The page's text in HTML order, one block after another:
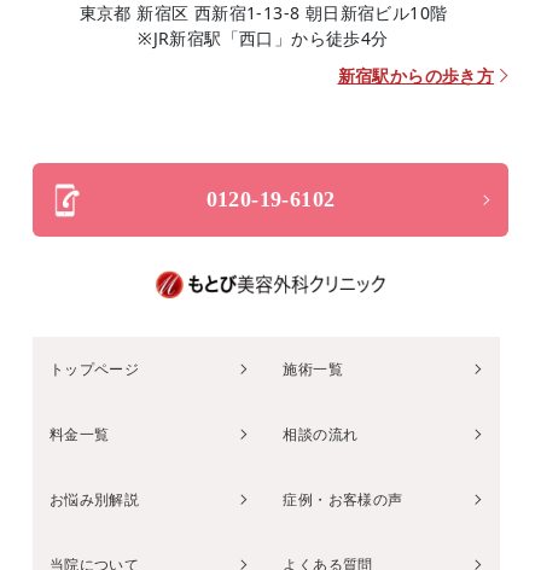
東京都 新宿区 西新宿1-13-8 朝日新宿ビル10階
※JR新宿駅「西口」から徒歩4分
新宿駅からの歩き方
0120-19-6102
トップページ 施術一覧
料金一覧 相談の流れ
お悩み別解説 症例・お客様の声
当院について よくある質問